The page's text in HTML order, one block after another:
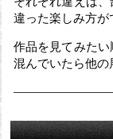
違った楽しみ方が
作品を見てみたい
混んでいたら他の